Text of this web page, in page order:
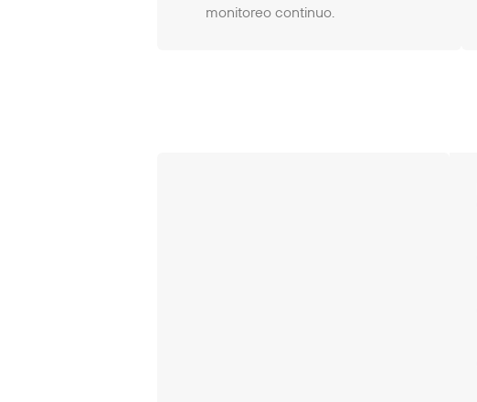
monitoreo continuo.